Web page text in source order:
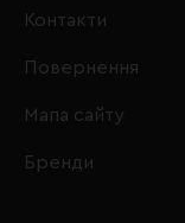
Контакти
Повернення
Мапа сайту
Бренди